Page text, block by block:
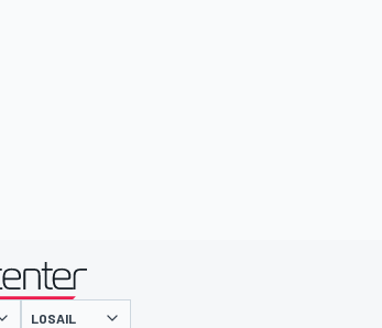
presentado por
LOSAIL